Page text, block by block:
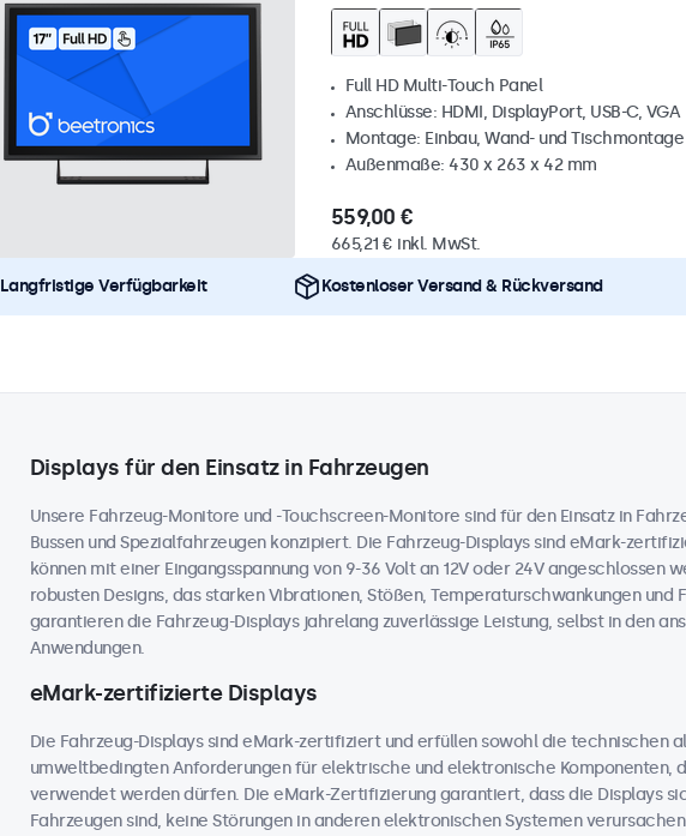
Full HD Multi-Touch Panel
Anschlüsse: HDMI, DisplayPort, USB-C, VGA
Montage: Einbau, Wand- und Tischmontage
Außenmaße: 430 x 263 x 42 mm
559,00 €
665,21 € inkl. MwSt.
Langfristige Verfügbarkeit Kostenloser Versand & Rückversand
Displays für den Einsatz in Fahrzeugen
Unsere Fahrzeug-Monitore und -Touchscreen-Monitore sind für den Einsatz in
Bussen und Spezialfahrzeugen konzipiert. Die Fahrzeug-Displays sind eMark-
können mit einer Eingangsspannung von 9-36 Volt an 12V oder 24V angeschlossen
robusten Designs, das starken Vibrationen, Stößen, Temperaturschwankungen
garantieren die Fahrzeug-Displays jahrelang zuverlässige Leistung, selbst in den
Anwendungen.
eMark-zertifizierte Displays
Die Fahrzeug-Displays sind eMark-zertifiziert und erfüllen sowohl die technischen
umweltbedingten Anforderungen für elektrische und elektronische Komponenten,
verwendet werden dürfen. Die eMark-Zertifizierung garantiert, dass die Displays
Fahrzeugen sind, keine Störungen in anderen elektronischen Systemen